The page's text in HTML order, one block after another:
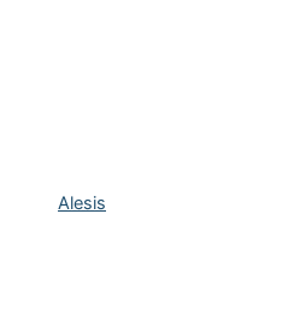
Alesis